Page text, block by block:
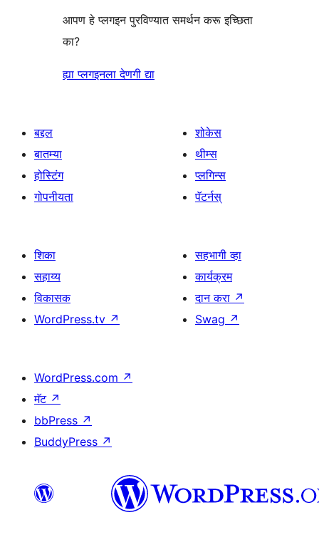
आपण हे प्लगइन पुरविण्यात समर्थन करू इच्छिता
का?
ह्या प्लगइनला देणगी द्या
बद्दल
बातम्या
होस्टिंग
गोपनीयता
शोकेस
थीम्स
प्लगिन्स
पॅटर्नस्
शिका
सहाय्य
विकासक
WordPress.tv ↗
सहभागी व्हा
कार्यक्रम
दान करा ↗
Swag ↗
WordPress.com ↗
मॅट ↗
bbPress ↗
BuddyPress ↗